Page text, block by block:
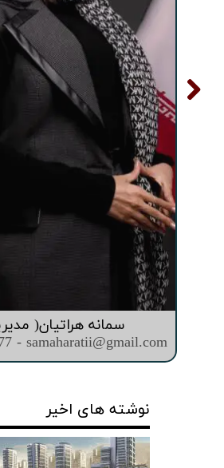
سمانه هراتیان(
- samaharatii@gmail.com
نوشته های اخیر